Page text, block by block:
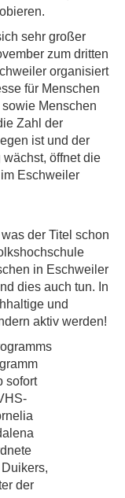
sehr großer
zum dritten
organisiert
für Menschen
Menschen
Zahl der
ist und der
öffnet die
Eschweiler
der Titel schon
in Eschweiler
dies auch tun. In
und
aktiv werden!
sofort
der